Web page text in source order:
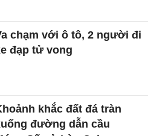
chạm với ô tô, 2 người đi
đạp tử vong
khắc đất đá tràn
đường dẫn cầu